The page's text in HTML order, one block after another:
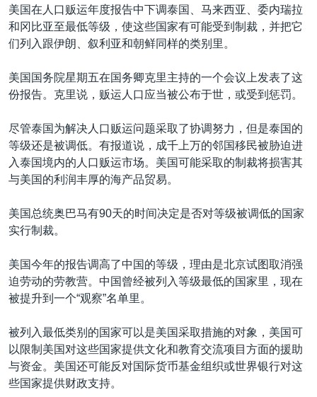
美国之音专访
重要讲话与声明
南中国海争端
关注新疆
GEN Z 看美国
美国在人口贩运年度报告中下调泰国、马来西亚、委内瑞拉
和冈比亚至最低等级，使这些国家有可能受到制裁，并把它
们列入跟伊朗、叙利亚和朝鲜同样的类别里。
美国国务院星期五在国务卿克里主持的一个会议上发表了这
份报告。克里说，贩运人口应当被公布于世，或受到惩罚。
尽管泰国为解决人口贩运问题采取了协调努力，但是泰国的
等级还是被调低。有报道说，成千上万的邻国移民被胁迫进
入泰国境内的人口贩运市场。美国可能采取的制裁将损害其
与美国的利润丰厚的海产品贸易。
美国总统奥巴马有90天的时间决定是否对等级被调低的国家
实行制裁。
美国今年的报告调高了中国的等级，理由是北京试图取消强
迫劳动的劳教营。中国曾经被列入等级最低的国家里，现在
被提升到一个“观察”名单里。
被列入最低类别的国家可以是美国采取措施的对象，美国可
以限制美国对这些国家提供文化和教育交流项目方面的援助
与资金。美国还可能反对国际货币基金组织或世界银行对这
些国家提供财政支持。